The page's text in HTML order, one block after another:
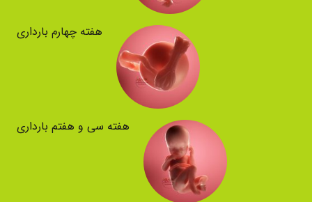
هفته چهارم بارداری
هفته سی و هفتم بارداری